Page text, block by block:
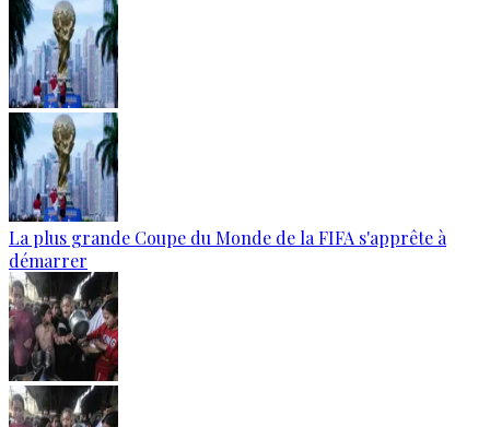
La plus grande Coupe du Monde de la FIFA s'apprête à
démarrer